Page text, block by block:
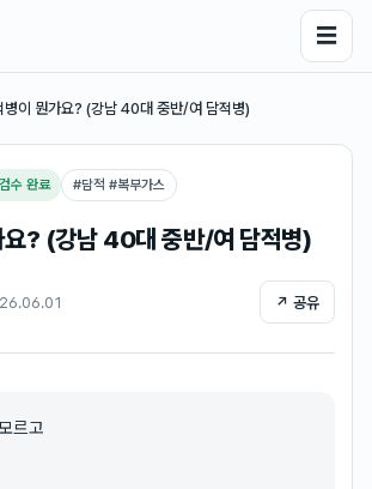
☰
병이 뭔가요? (강남 40대 중반/여 담적병)
수 완료 #담적 #복부가스
요? (강남 40대 중반/여 담적병)
↗ 공유
르고